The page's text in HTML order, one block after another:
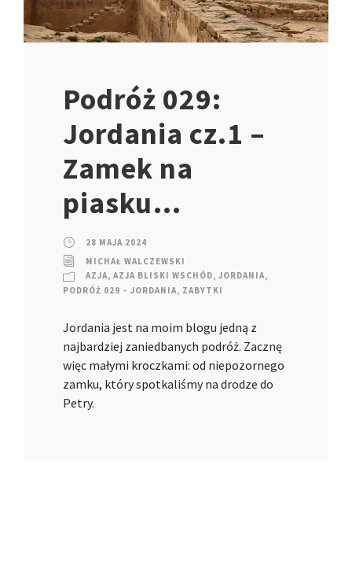
Podróż 029:
Jordania cz.1 –
Zamek na
piasku…
28 MAJA 2024
MICHAŁ WALCZEWSKI
AZJA, AZJA BLISKI WSCHÓD, JORDANIA,
PODRÓŻ 029 – JORDANIA, ZABYTKI
Jordania jest na moim blogu jedną z
najbardziej zaniedbanych podróż. Zacznę
więc małymi kroczkami: od niepozornego
zamku, który spotkaliśmy na drodze do
Petry.